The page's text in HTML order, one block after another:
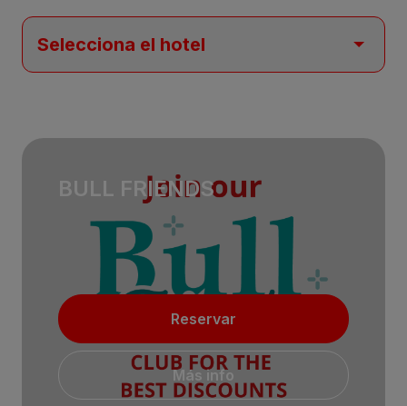
BULL FRIENDS
Reservar
Más info